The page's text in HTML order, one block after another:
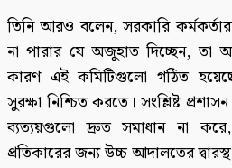
তিনি আরও বলেন, সরকারি
না পারার যে অজুহাত দিচ্ছেন, তা
কারণ এই কমিটিগুলো গঠিত
সুরক্ষা নিশ্চিত করতে। সংশ্লিষ্ট
ব্যত্যয়গুলো দ্রুত সমাধান না
প্রতিকারের জন্য উচ্চ আদালতের